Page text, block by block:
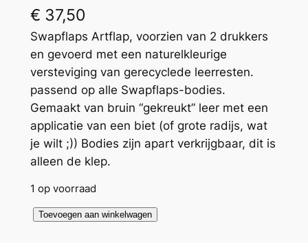
€ 37,50
Swapflaps Artflap, voorzien van 2 drukkers
en gevoerd met een naturelkleurige
versteviging van gerecyclede leerresten.
passend op alle Swapflaps-bodies.
Gemaakt van bruin “gekreukt” leer met een
applicatie van een biet (of grote radijs, wat
je wilt ;)) Bodies zijn apart verkrijgbaar, dit is
alleen de klep.
1 op voorraad
Toevoegen aan winkelwagen